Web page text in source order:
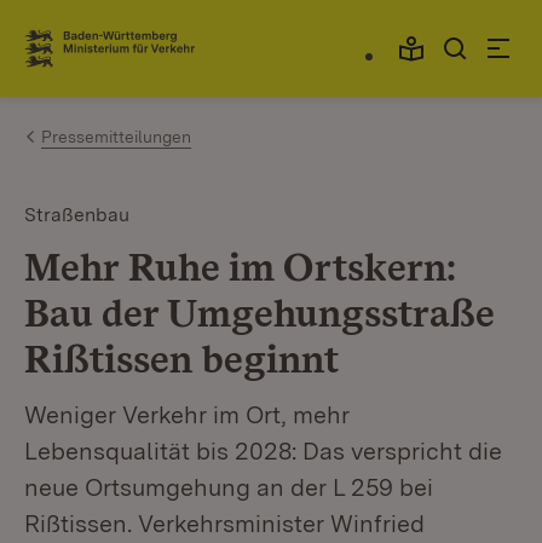
Zum Inhalt springen
Link zur Startseite
Pressemitteilungen
Straßenbau
Mehr Ruhe im Ortskern:
Bau der Umgehungsstraße
Rißtissen beginnt
Weniger Verkehr im Ort, mehr
Lebensqualität bis 2028: Das verspricht die
neue Ortsumgehung an der L 259 bei
Rißtissen. Verkehrsminister Winfried